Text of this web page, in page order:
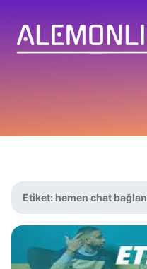
Etiket: hemen chat bağlan